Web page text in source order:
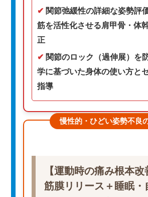
✔ 関節弛緩性の詳細な姿勢評
筋を活性化させる肩甲骨・体
正
✔ 関節のロック（過伸展）を
学に基づいた身体の使い方と
指導
慢性的・ひどい姿勢不良
【運動時の痛み根本
筋膜リリース＋睡眠・